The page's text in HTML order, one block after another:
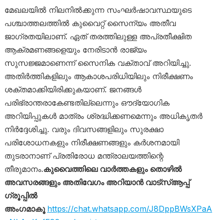
മേഖലയിൽ നിലനിൽക്കുന്ന സംഘർഷാവസ്ഥയുടെ
പശ്ചാത്തലത്തിൽ കുവൈറ്റ് സൈന്യം അതീവ
ജാഗ്രതയിലാണ്. ഏത് തരത്തിലുള്ള അപ്രതീക്ഷിത
ആക്രമണങ്ങളെയും നേരിടാൻ രാജ്യം
സുസജ്ജമാണെന്ന് സൈനിക വക്താവ് അറിയിച്ചു.
അതിർത്തികളിലും ആകാശപരിധിയിലും നിരീക്ഷണം
ശക്തമാക്കിയിരിക്കുകയാണ്. ജനങ്ങൾ
പരിഭ്രാന്തരാകേണ്ടതില്ലെന്നും ഔദ്യോഗിക
അറിയിപ്പുകൾ മാത്രം ശ്രദ്ധിക്കണമെന്നും അധികൃതർ
നിർദ്ദേശിച്ചു. വരും ദിവസങ്ങളിലും സുരക്ഷാ
പരിശോധനകളും നിരീക്ഷണങ്ങളും കർശനമായി
തുടരാനാണ് പ്രതിരോധ മന്ത്രാലയത്തിന്റെ
തീരുമാനം.കുവൈത്തിലെ വാർത്തകളും തൊഴിൽ
അവസരങ്ങളും അതിവേഗം അറിയാൻ വാട്സ്ആപ്പ്
ഗ്രൂപ്പിൽ
അംഗമാകൂ https://chat.whatsapp.com/J8DppBWsXPaA